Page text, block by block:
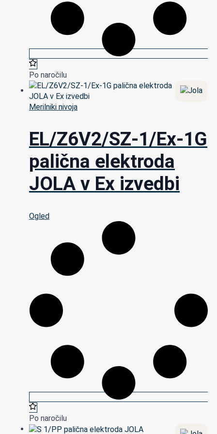
Po naročilu
Merilniki nivoja
EL/Z6V2/SZ-1/Ex-1G
palična elektroda
JOLA v Ex izvedbi
Ogled
Po naročilu